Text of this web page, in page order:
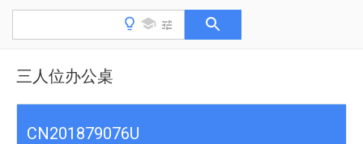
三人位办公桌
CN201879076U